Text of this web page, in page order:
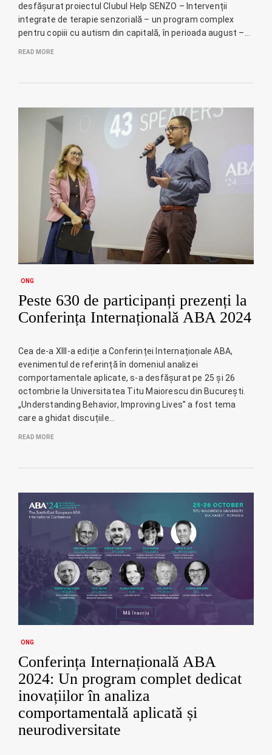
desfășurat proiectul Clubul Help SENZO – Intervenții
integrate de terapie senzorială – un program complex
pentru copiii cu autism din capitală, în perioada august –…
READ MORE
ONG
Peste 630 de participanți prezenți la
Conferința Internațională ABA 2024
Cea de-a XIII-a ediție a Conferinței Internaționale ABA,
evenimentul de referință în domeniul analizei
comportamentale aplicate, s-a desfășurat pe 25 și 26
octombrie la Universitatea Titu Maiorescu din București.
„Understanding Behavior, Improving Lives” a fost tema
care a ghidat discuțiile…
READ MORE
ONG
Conferința Internațională ABA
2024: Un program complet dedicat
inovațiilor în analiza
comportamentală aplicată și
neurodiversitate